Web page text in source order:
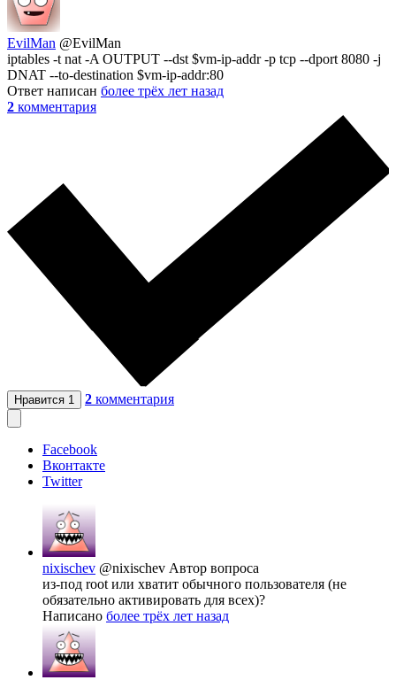
EvilMan @EvilMan
iptables -t nat -A OUTPUT --dst $vm-ip-addr -p tcp --dport 8080 -j
DNAT --to-destination $vm-ip-addr:80
Ответ написан более трёх лет назад
2 комментария
Нравится 1 2 комментария
Facebook
Вконтакте
Twitter
nixischev @nixischev Автор вопроса
из-под root или хватит обычного пользователя (не
обязательно активировать для всех)?
Написано более трёх лет назад